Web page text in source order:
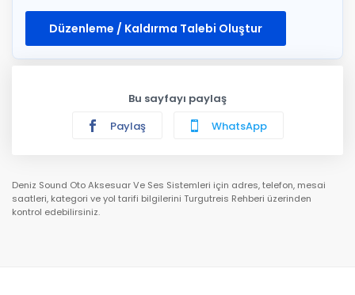
Düzenleme / Kaldırma Talebi Oluştur
Bu sayfayı paylaş
Paylaş
WhatsApp
Deniz Sound Oto Aksesuar Ve Ses Sistemleri için adres, telefon, mesai
saatleri, kategori ve yol tarifi bilgilerini Turgutreis Rehberi üzerinden
kontrol edebilirsiniz.